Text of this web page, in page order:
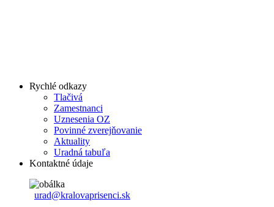
Rychlé odkazy
Tlačivá
Zamestnanci
Uznesenia OZ
Povinné zverejňovanie
Aktuality
Uradná tabuľa
Kontaktné údaje
urad@kralovaprisenci.sk